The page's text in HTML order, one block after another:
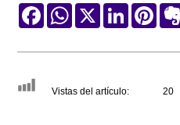
FacebookWhatsApp
X LinkedIn
Vistas del artículo: 20